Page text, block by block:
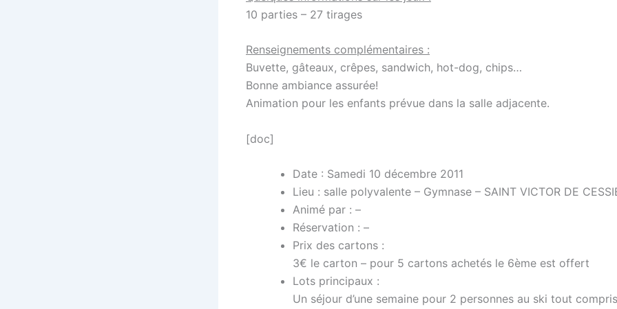
10 parties – 27 tirages
Renseignements complémentaires :
Buvette, gâteaux, crêpes, sandwich, hot-dog, chips…
Bonne ambiance assurée!
Animation pour les enfants prévue dans la salle adjacente.
[doc]
Date : Samedi 10 décembre 2011
Lieu : salle polyvalente – Gymnase – SAINT VICTOR DE
Animé par : –
Réservation : –
Prix des cartons :
3€ le carton – pour 5 cartons achetés le 6ème est offert
Lots principaux :
Un séjour d’une semaine pour 2 personnes au ski tout